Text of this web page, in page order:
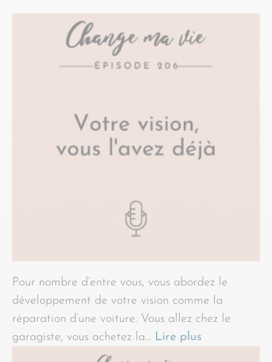
Pour nombre d’entre vous, vous abordez le
développement de votre vision comme la
réparation d’une voiture. Vous allez chez le
garagiste, vous achetez la… Lire plus